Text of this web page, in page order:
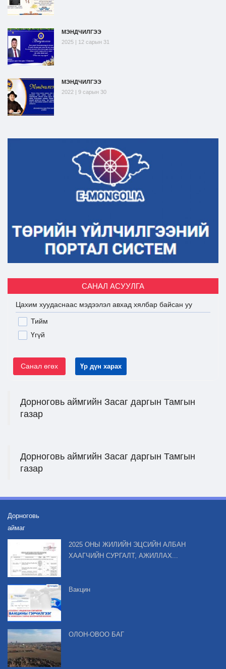
МЭНДЧИЛГЭЭ
2025 | 12 сарын 31
МЭНДЧИЛГЭЭ
2022 | 9 сарын 30
САНАЛ АСУУЛГА
Цахим хуудаснаас мэдээлэл авхад хялбар байсан уу
Тийм
Үгүй
Санал өгөх Үр дүн харах
Дорноговь аймгийн Засаг даргын Тамгын
газар
Дорноговь аймгийн Засаг даргын Тамгын
газар
Дорноговь
аймаг
2025 ОНЫ ЖИЛИЙН ЭЦСИЙН АЛБАН
ХААГЧИЙН СУРГАЛТ, АЖИЛЛАХ...
Вакцин
ОЛОН-ОВОО БАГ